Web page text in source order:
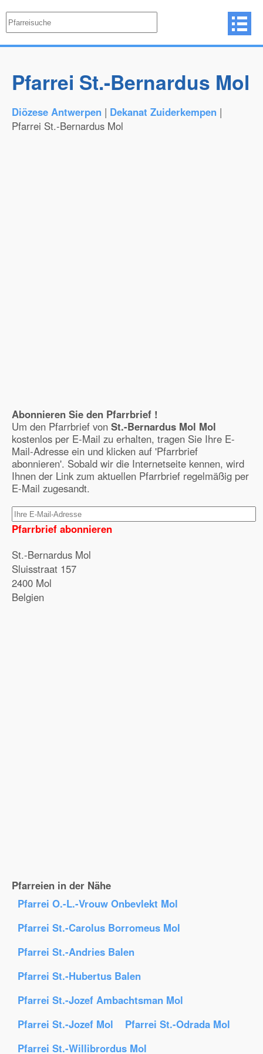
Pfarrei St.-Bernardus Mol
Diözese Antwerpen | Dekanat Zuiderkempen |
Pfarrei St.-Bernardus Mol
Abonnieren Sie den Pfarrbrief !
Um den Pfarrbrief von St.-Bernardus Mol Mol
kostenlos per E-Mail zu erhalten, tragen Sie Ihre E-
Mail-Adresse ein und klicken auf 'Pfarrbrief
abonnieren'. Sobald wir die Internetseite kennen, wird
Ihnen der Link zum aktuellen Pfarrbrief regelmäßig per
E-Mail zugesandt.
Pfarrbrief abonnieren
St.-Bernardus Mol
Sluisstraat 157
2400 Mol
Belgien
Pfarreien in der Nähe
Pfarrei O.-L.-Vrouw Onbevlekt Mol
Pfarrei St.-Carolus Borromeus Mol
Pfarrei St.-Andries Balen
Pfarrei St.-Hubertus Balen
Pfarrei St.-Jozef Ambachtsman Mol
Pfarrei St.-Jozef Mol
Pfarrei St.-Odrada Mol
Pfarrei St.-Willibrordus Mol